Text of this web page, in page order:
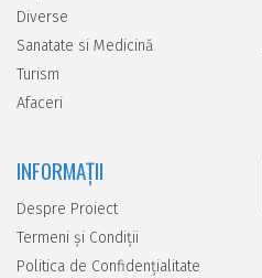
Diverse
Sanatate si Medicină
Turism
Afaceri
INFORMAȚII
Despre Proiect
Termeni și Condiții
Politica de Confidențialitate